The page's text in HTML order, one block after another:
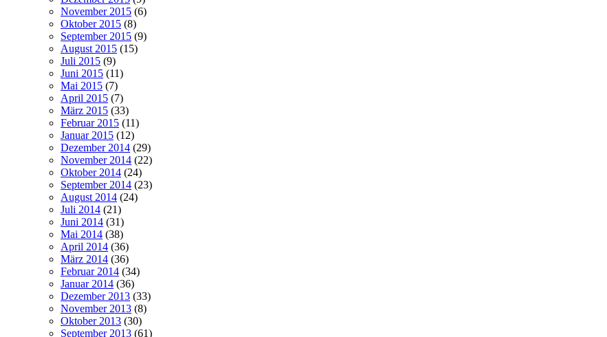
November 2015 (6)
Oktober 2015 (8)
September 2015 (9)
August 2015 (15)
Juli 2015 (9)
Juni 2015 (11)
Mai 2015 (7)
April 2015 (7)
März 2015 (33)
Februar 2015 (11)
Januar 2015 (12)
Dezember 2014 (29)
November 2014 (22)
Oktober 2014 (24)
September 2014 (23)
August 2014 (24)
Juli 2014 (21)
Juni 2014 (31)
Mai 2014 (38)
April 2014 (36)
März 2014 (36)
Februar 2014 (34)
Januar 2014 (36)
Dezember 2013 (33)
November 2013 (8)
Oktober 2013 (30)
September 2013 (61)